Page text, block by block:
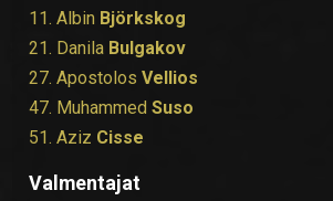
11. Albin Björkskog
21. Danila Bulgakov
27. ApostolosVellios
47. MuhammedSuso
51. Aziz Cisse
Valmentajat